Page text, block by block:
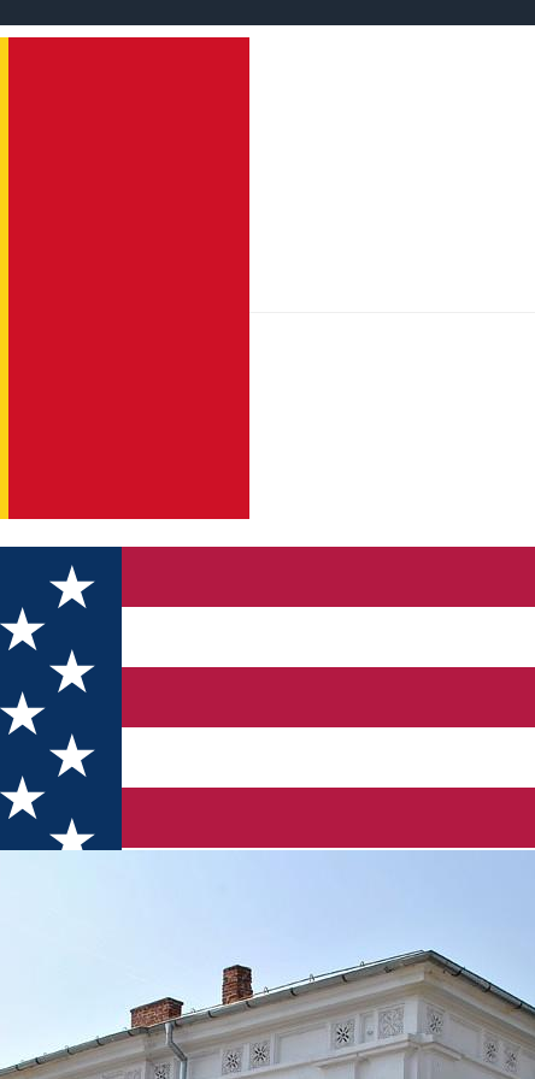
Județean pentru Conservarea și Promovarea Culturii